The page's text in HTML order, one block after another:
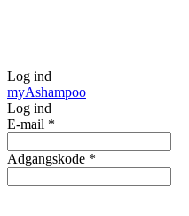
Log ind
myAshampoo
Log ind
E-mail *
Adgangskode *